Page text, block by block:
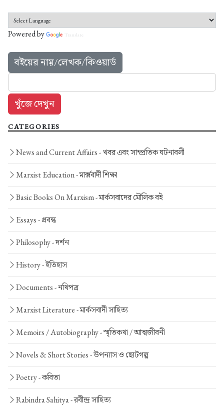
Powered by Translate
বইয়ের নাম়/লেখক/কিওয়ার্ড
CATEGORIES
News and Current Affairs -খবর এবং সাম্প্রতিক ঘটনাবলী
Marxist Education -মার্ক্সবাদী শিক্ষা
Basic Books On Marxism -মার্কসবাদের মৌলিক বই
Essays -প্রবন্ধ
Philosophy -দর্শন
History -ইতিহাস
Documents -নথিপত্র
Marxist Literature -মার্কসবাদী সাহিত্য
Memoirs / Autobiography -স্মৃতিকথা / আত্মজীবনী
Novels & Short Stories -উপন্যাস ও ছোটগল্প
Poetry -কবিতা
Rabindra Sahitya -রবীন্দ্র সাহিত্য